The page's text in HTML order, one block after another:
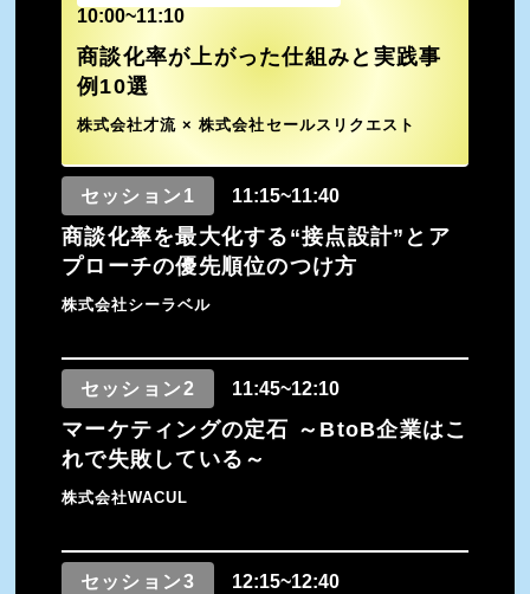
10:00~11:10
商談化率が上がった仕組みと実践事
例10選
株式会社才流 × 株式会社セールスリクエスト
セッション1 11:15~11:40
商談化率を最大化する“接点設計”とア
プローチの優先順位のつけ方
株式会社シーラベル
セッション2 11:45~12:10
マーケティングの定石 ～BtoB企業はこ
れで失敗している～
株式会社WACUL
セッション3 12:15~12:40